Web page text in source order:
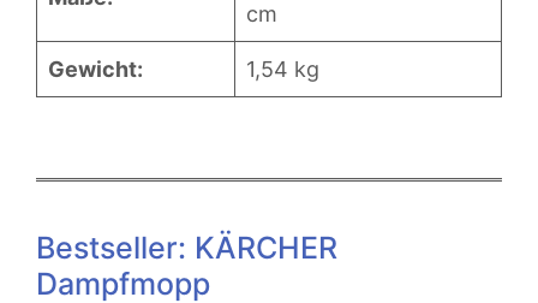
cm
Gewicht: 1,54 kg
Bestseller: KÄRCHER
Dampfmopp